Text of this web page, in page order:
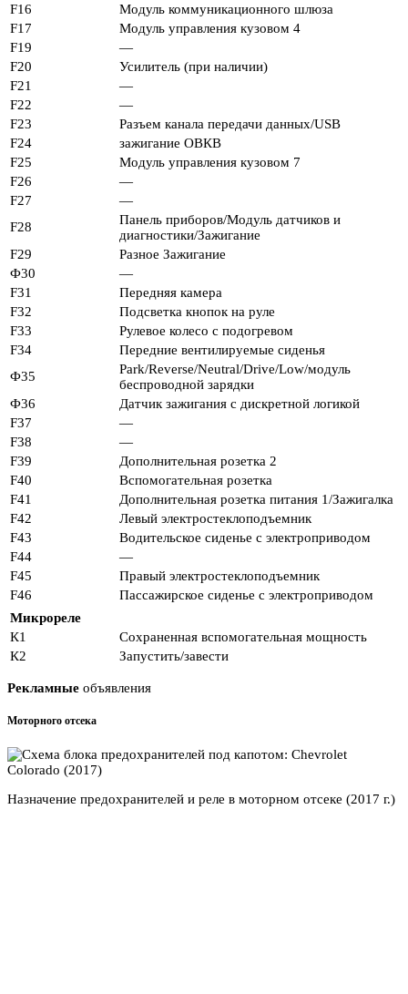
F16
Модуль коммуникационного шлюза
F17
Модуль управления кузовом 4
F19
—
F20
Усилитель (при наличии)
F21
—
F22
—
F23
Разъем канала передачи данных/USB
F24
зажигание ОВКВ
F25
Модуль управления кузовом 7
F26
—
F27
—
F28
Панель приборов/Модуль датчиков и
диагностики/Зажигание
F29
Разное Зажигание
Ф30
—
F31
Передняя камера
F32
Подсветка кнопок на руле
F33
Рулевое колесо с подогревом
F34
Передние вентилируемые сиденья
Ф35
Park/Reverse/Neutral/Drive/Low/модуль
беспроводной зарядки
Ф36
Датчик зажигания с дискретной логикой
F37
—
F38
—
F39
Дополнительная розетка 2
F40
Вспомогательная розетка
F41
Дополнительная розетка питания 1/Зажигалка
F42
Левый электростеклоподъемник
F43
Водительское сиденье с электроприводом
F44
—
F45
Правый электростеклоподъемник
F46
Пассажирское сиденье с электроприводом
Микрореле
К1
Сохраненная вспомогательная мощность
К2
Запустить/завести
Рекламные объявления
Моторного отсека
Назначение предохранителей и реле в моторном отсеке (2017 г.)